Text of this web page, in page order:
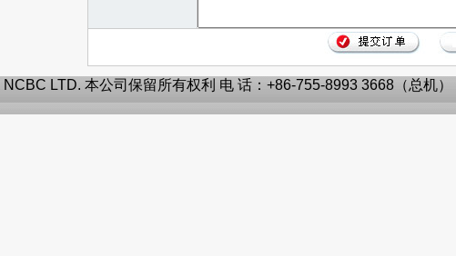
LTD. 本公司保留所有权利 电 话：+86-755-8993 3668（总机）